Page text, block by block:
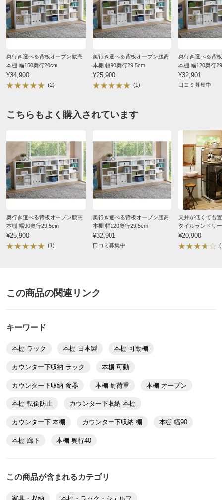
奥行き選べる背板オープン腰高
本棚 幅150奥行20cm
¥34,900
(2)
奥行き選べる背板オープン腰高
本棚 幅90奥行29.5cm
¥25,900
(1)
奥行き選べる背
本棚 幅120奥行
¥32,901
口コミ募集中
こちらもよく購入されています
奥行き選べる背板オープン腰高
本棚 幅90奥行29.5cm
¥25,900
(1)
奥行き選べる背板オープン腰高
本棚 幅120奥行29.5cm
¥32,901
口コミ募集中
天井が低くても
タイルランドリ
高さ143～193cm
¥20,900
この商品の関連リンク
キーワード
本棚 ラック 本棚 日本製 本棚 可動棚
カウンター下収納 ラック 本棚 可動
カウンター下収納 食器 本棚 耐荷重 本棚 オープン
本棚 転倒防止 カウンター下収納 本棚
カウンター下 本棚 カウンター下収納 棚 本棚 幅90
本棚 廊下 本棚 奥行40
この商品が含まれるカテゴリ
家具・収納 本棚・ラック・シェルフ